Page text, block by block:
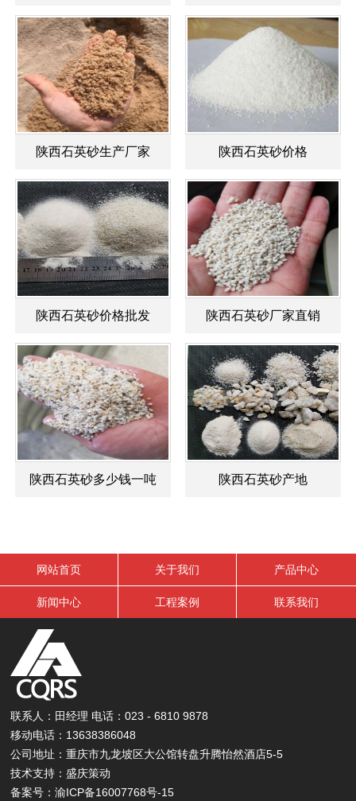
陕西石英砂生产厂家 陕西石英砂价格
陕西石英砂价格批发 陕西石英砂厂家直销
陕西石英砂多少钱一吨 陕西石英砂产地
网站首页 关于我们 产品中心
新闻中心 工程案例 联系我们
联系人：田经理 电话：023 - 6810 9878
移动电话：13638386048
公司地址：重庆市九龙坡区大公馆转盘升腾怡然酒店5-5
技术支持：盛庆策动
备案号：渝ICP备16007768号-15